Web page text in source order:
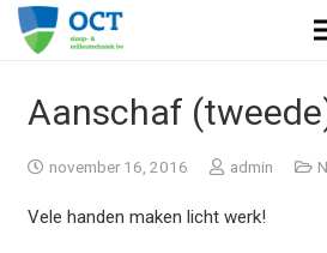
Aanschaf
november 16, 2016 admin
Vele handen maken licht werk!